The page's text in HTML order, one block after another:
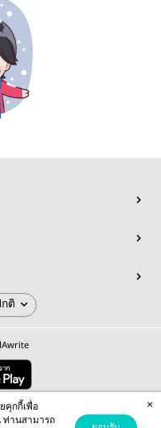
ติ
Public Company Limited
Privacy Policy Terms of Serviceapply.
คุกกี้เพื่อ
ท่านสามารถ
×